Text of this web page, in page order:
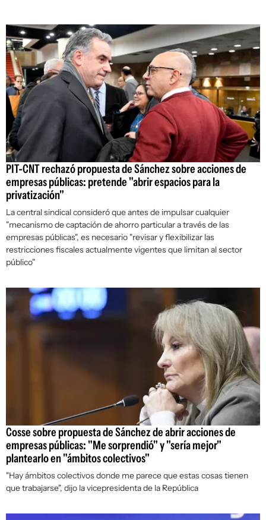
PIT-CNT rechazó propuesta de Sánchez sobre acciones de
empresas públicas: pretende "abrir espacios para la
privatización"
La central sindical consideró que antes de impulsar cualquier
"mecanismo de captación de ahorro particular a través de las
empresas públicas", es necesario "revisar y flexibilizar las
restricciones fiscales actualmente vigentes que limitan al sector
público"
Cosse sobre propuesta de Sánchez de abrir acciones de
empresas públicas: "Me sorprendió" y "sería mejor"
plantearlo en "ámbitos colectivos"
"Hay ámbitos colectivos donde me parece que estas cosas tienen
que trabajarse", dijo la vicepresidenta de la República